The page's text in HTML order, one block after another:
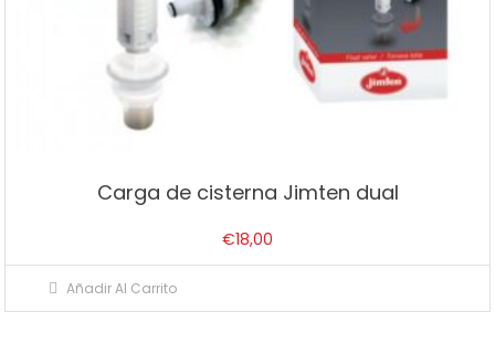
Carga de cisterna Jimten dual
€18,00
Añadir Al Carrito